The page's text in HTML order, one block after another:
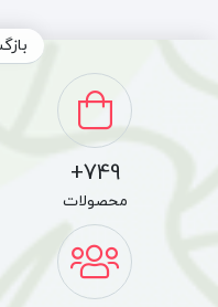
749+
محصولات